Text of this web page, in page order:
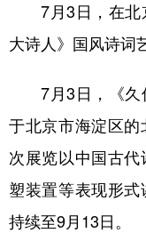
7月3日，在北
大诗人》国风诗词
7月3日，《久
于北京市海淀区
次展览以中国古
塑装置等表现形
持续至9月13日。